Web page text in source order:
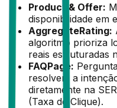
Product & Offer:
disponibilidade em
AggregateRating:
algoritmo prioriza
reais estruturadas
FAQPage:
resolvem a
diretamente na
(Taxa de Clique).